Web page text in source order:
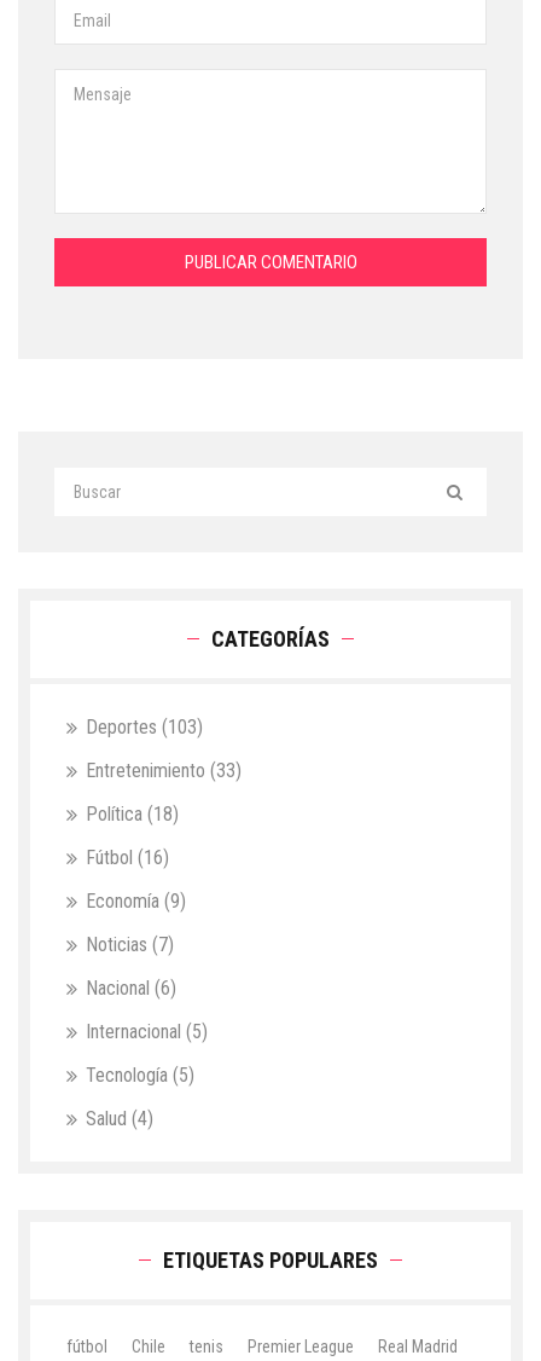
PUBLICAR COMENTARIO
CATEGORÍAS
Deportes (103)
Entretenimiento (33)
Política (18)
Fútbol (16)
Economía (9)
Noticias (7)
Nacional (6)
Internacional (5)
Tecnología (5)
Salud (4)
ETIQUETAS POPULARES
fútbol Chile tenis Premier League Real Madrid